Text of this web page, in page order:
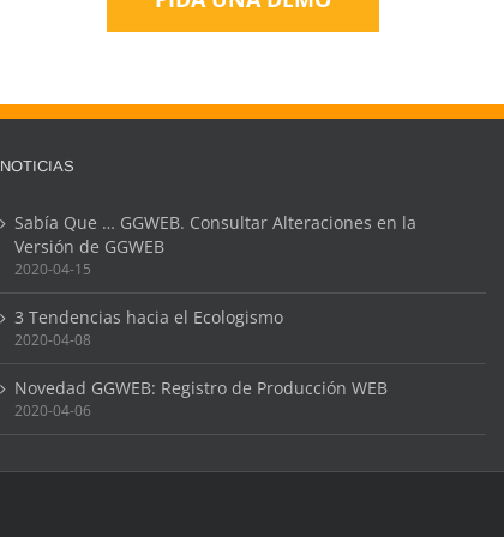
NOTICIAS
Sabía Que … GGWEB. Consultar Alteraciones en la
Versión de GGWEB
2020-04-15
3 Tendencias hacia el Ecologismo
2020-04-08
Novedad GGWEB: Registro de Producción WEB
2020-04-06